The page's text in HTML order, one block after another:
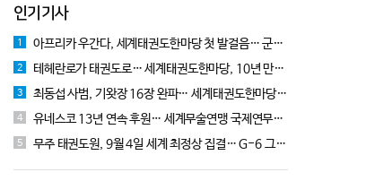
인기기사
1 아프리카 우간다, 세계태권도한마당 첫 발걸음… 군의관 콘데 "잊지 못할 경험"
2 테헤란로가 태권도로… 세계태권도한마당, 10년 만에 국기원서 개막!
3 최동섭 사범, 기왓장 16장 완파… 세계태권도한마당 주먹격파 우승
4 유네스코 13년 연속 후원… 세계무술연맹 국제연무대회 10월 충주서 개막
5 무주 태권도원, 9월 4일 세계 최정상 집결… G-6 그랑프리 시리즈 개막